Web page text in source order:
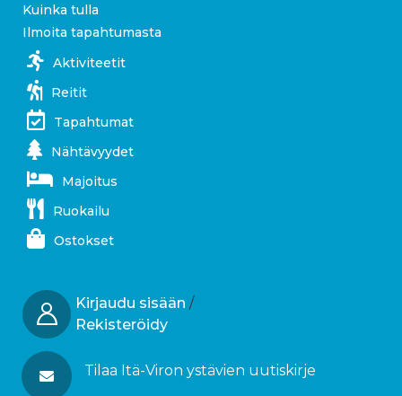
Kuinka tulla
Ilmoita tapahtumasta
Aktiviteetit
Reitit
Tapahtumat
Nähtävyydet
Majoitus
Ruokailu
Ostokset
Kirjaudu sisään /
Rekisteröidy
Tilaa Itä-Viron ystävien uutiskirje